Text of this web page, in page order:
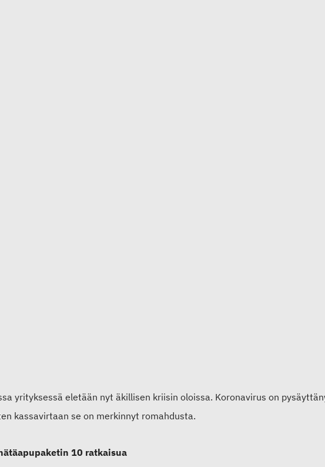
yrityksessä eletään nyt äkillisen kriisin oloissa. Koronavirus on
kassavirtaan se on merkinnyt romahdusta.
10 ratkaisua